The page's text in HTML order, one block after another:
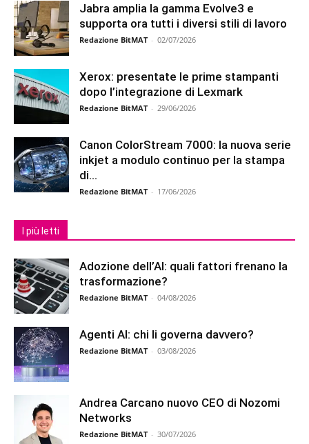
Jabra amplia la gamma Evolve3 e
supporta ora tutti i diversi stili di lavoro
Redazione BitMAT - 02/07/2026
Xerox: presentate le prime stampanti
dopo l’integrazione di Lexmark
Redazione BitMAT - 29/06/2026
Canon ColorStream 7000: la nuova serie
inkjet a modulo continuo per la stampa
di...
Redazione BitMAT - 17/06/2026
I più letti
Adozione dell’AI: quali fattori frenano la
trasformazione?
Redazione BitMAT - 04/08/2026
Agenti AI: chi li governa davvero?
Redazione BitMAT - 03/08/2026
Andrea Carcano nuovo CEO di Nozomi
Networks
Redazione BitMAT - 30/07/2026